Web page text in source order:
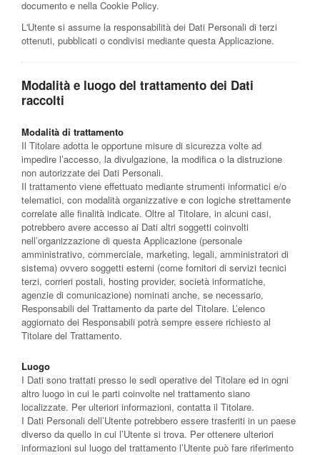
documento e nella Cookie Policy.
L'Utente si assume la responsabilità dei Dati Personali di terzi
ottenuti, pubblicati o condivisi mediante questa Applicazione.
Modalità e luogo del trattamento dei Dati
raccolti
Modalità di trattamento
Il Titolare adotta le opportune misure di sicurezza volte ad
impedire l’accesso, la divulgazione, la modifica o la distruzione
non autorizzate dei Dati Personali.
Il trattamento viene effettuato mediante strumenti informatici e/o
telematici, con modalità organizzative e con logiche strettamente
correlate alle finalità indicate. Oltre al Titolare, in alcuni casi,
potrebbero avere accesso ai Dati altri soggetti coinvolti
nell’organizzazione di questa Applicazione (personale
amministrativo, commerciale, marketing, legali, amministratori di
sistema) ovvero soggetti esterni (come fornitori di servizi tecnici
terzi, corrieri postali, hosting provider, società informatiche,
agenzie di comunicazione) nominati anche, se necessario,
Responsabili del Trattamento da parte del Titolare. L’elenco
aggiornato dei Responsabili potrà sempre essere richiesto al
Titolare del Trattamento.
Luogo
I Dati sono trattati presso le sedi operative del Titolare ed in ogni
altro luogo in cui le parti coinvolte nel trattamento siano
localizzate. Per ulteriori informazioni, contatta il Titolare.
I Dati Personali dell’Utente potrebbero essere trasferiti in un paese
diverso da quello in cui l’Utente si trova. Per ottenere ulteriori
informazioni sul luogo del trattamento l’Utente può fare riferimento